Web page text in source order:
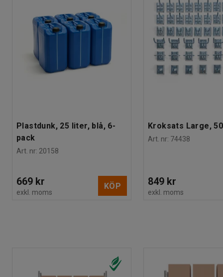
Plastdunk, 25 liter, blå, 6-
pack
Art. nr: 20158
669 kr
exkl. moms
KÖP
Kroksats Large,
Art. nr: 74438
849 kr
exkl. moms